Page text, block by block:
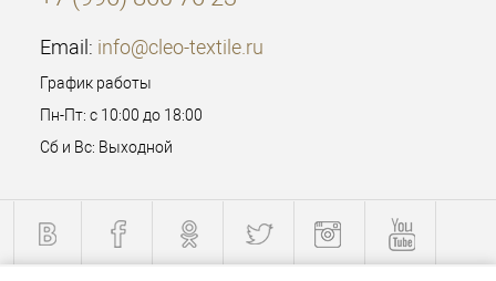
Email: info@cleo-textile.ru
График работы
Пн-Пт: с 10:00 до 18:00
Сб и Вс: Выходной